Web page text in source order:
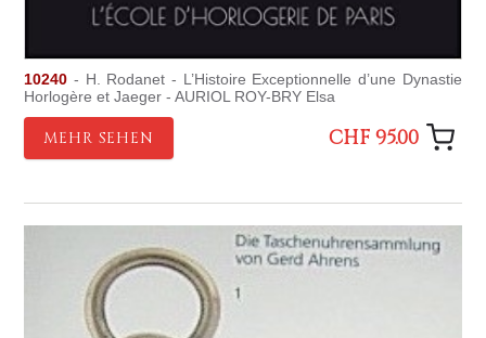
10240 - H. Rodanet - L’Histoire Exceptionnelle d’une Dynastie
Horlogère et Jaeger - AURIOL ROY-BRY Elsa
MEHR SEHEN CHF 95.00